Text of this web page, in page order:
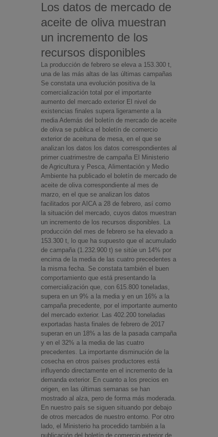
Los datos de mercado de
aceite de oliva muestran
un incremento de los
recursos disponibles
La producción de febrero se eleva a 153.300 t,
una de las más altas de las últimas campañas
Se constata una evolución positiva de la
comercialización total por el importante
aumento del mercado exterior El nivel de
existencias finales supera ligeramente a la
media Además del boletín de mercado de aceite
de oliva se publica el boletín de comercio
exterior de aceituna de mesa, en el que se
analizan los datos los datos correspondientes al
primer cuatrimestre de campaña El Ministerio
de Agricultura y Pesca, Alimentación y Medio
Ambiente ha publicado el boletín de mercado de
aceite de oliva correspondiente al mes de
marzo, en el que se analizan los datos
facilitados por AICA a 28 de febrero, así como
la situación del mercado, cuyos datos muestran
un incremento de los recursos disponibles. La
producción del mes de febrero se ha elevado a
153.300 t, lo que ha supuesto que el acumulado
de campaña (1.232.900 t) se sitúe un 14% por
encima de la media de las cuatro precedentes a
la misma fecha. Se constata también el buen
comportamiento que está presentando la
comercialización que, con 615.800 toneladas,
supera en un 9% a la media y en un 16% a la
campaña precedente, por el importante aumento
del mercado exterior. Las 402.200 toneladas
exportadas hasta finales de febrero de 2017
superan en un 18% a las de la pasada campaña
y en el 32% a la media de las cuatro
precedentes. La importante disminución de la
cosecha en otros países productores está
influyendo directamente en el incremento de la
demanda exterior. En cuanto a los precios en
origen, en las últimas semanas se han
mostrado al alza, pero de forma más moderada.
En nuestro país se siguen situando por debajo
de otros mercados de nuestro entorno. Por otro
lado, el Ministerio ha procedido también a la
publicación del boletín de comercio exterior de